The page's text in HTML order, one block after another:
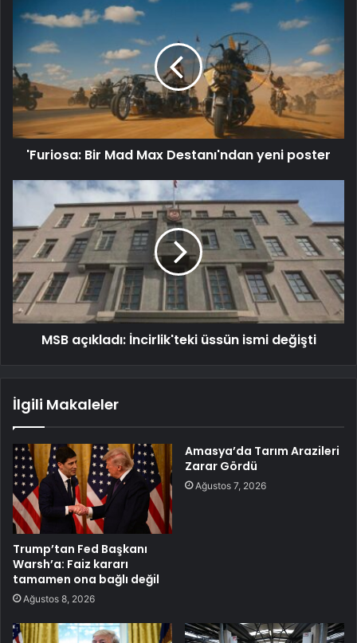
'Furiosa: Bir Mad Max Destanı'ndan yeni poster
MSB açıkladı: İncirlik'teki üssün ismi değişti
İlgili Makaleler
Trump’tan Fed Başkanı
Warsh’a: Faiz kararı
tamamen ona bağlı değil
Ağustos 8, 2026
Amasya’da Tarım Arazileri
Zarar Gördü
Ağustos 7, 2026